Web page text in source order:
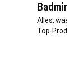
Alles,
Top-